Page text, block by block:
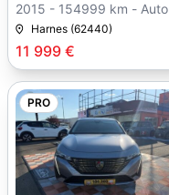
11 999 €
2015 - 154999 km - Auto
Harnes (62440)
PRO